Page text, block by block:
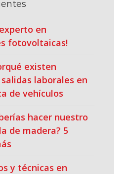
en
fotovoltaicas!
existen
laborales en
de vehículos
hacer nuestro
de madera? 5
y técnicas en